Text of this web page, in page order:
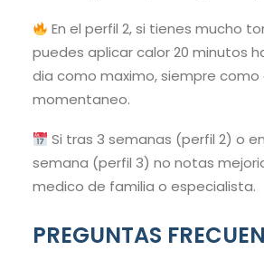
En el perfil 2, si tienes mucho
puedes aplicar calor 20 minutos
dia como maximo, siempre como
momentaneo.
Si tras 3 semanas (perfil 2) o
semana (perfil 3) no notas
medico de familia o especialista.
PREGUNTAS